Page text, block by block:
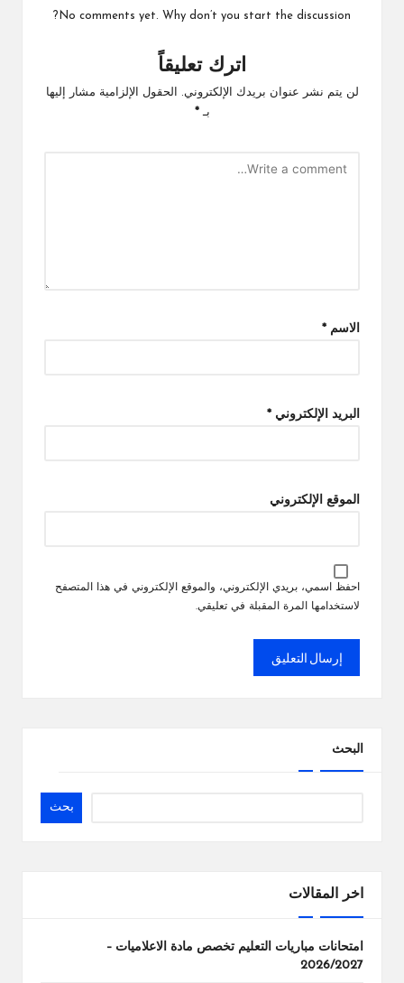
No comments yet. Why don’t you start the discussion?
اترك تعليقاً
لن يتم نشر عنوان بريدك الإلكتروني.
الحقول الإلزامية مشار إليها
بـ*
الاسم *
البريد الإلكتروني *
الموقع الإلكتروني
احفظ اسمي، بريدي الإلكتروني، والموقع الإلكتروني في هذا المتصفح
لاستخدامها المرة المقبلة في تعليقي.
البحث
بحث
اخر المقالات
امتحانات مباريات التعليم تخصص مادة الاعلاميات –
2026/2027